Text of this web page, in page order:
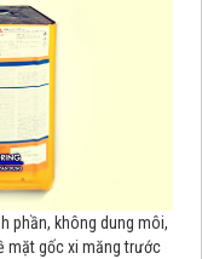
phần, không dung môi,
mặt gốc xi măng trước